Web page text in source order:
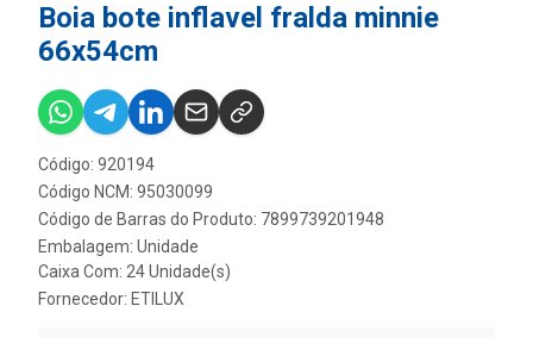
Boia bote inflavel fralda minnie
66x54cm
Código: 920194
Código NCM: 95030099
Código de Barras do Produto: 7899739201948
Embalagem: Unidade
Caixa Com: 24 Unidade(s)
Fornecedor: ETILUX